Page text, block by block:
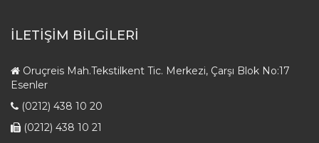
İLETİŞİM BİLGİLERİ
Oruçreis Mah.Tekstilkent Tic. Merkezi, Çarşı Blok No:17
Esenler
(0212) 438 10 20
(0212) 438 10 21